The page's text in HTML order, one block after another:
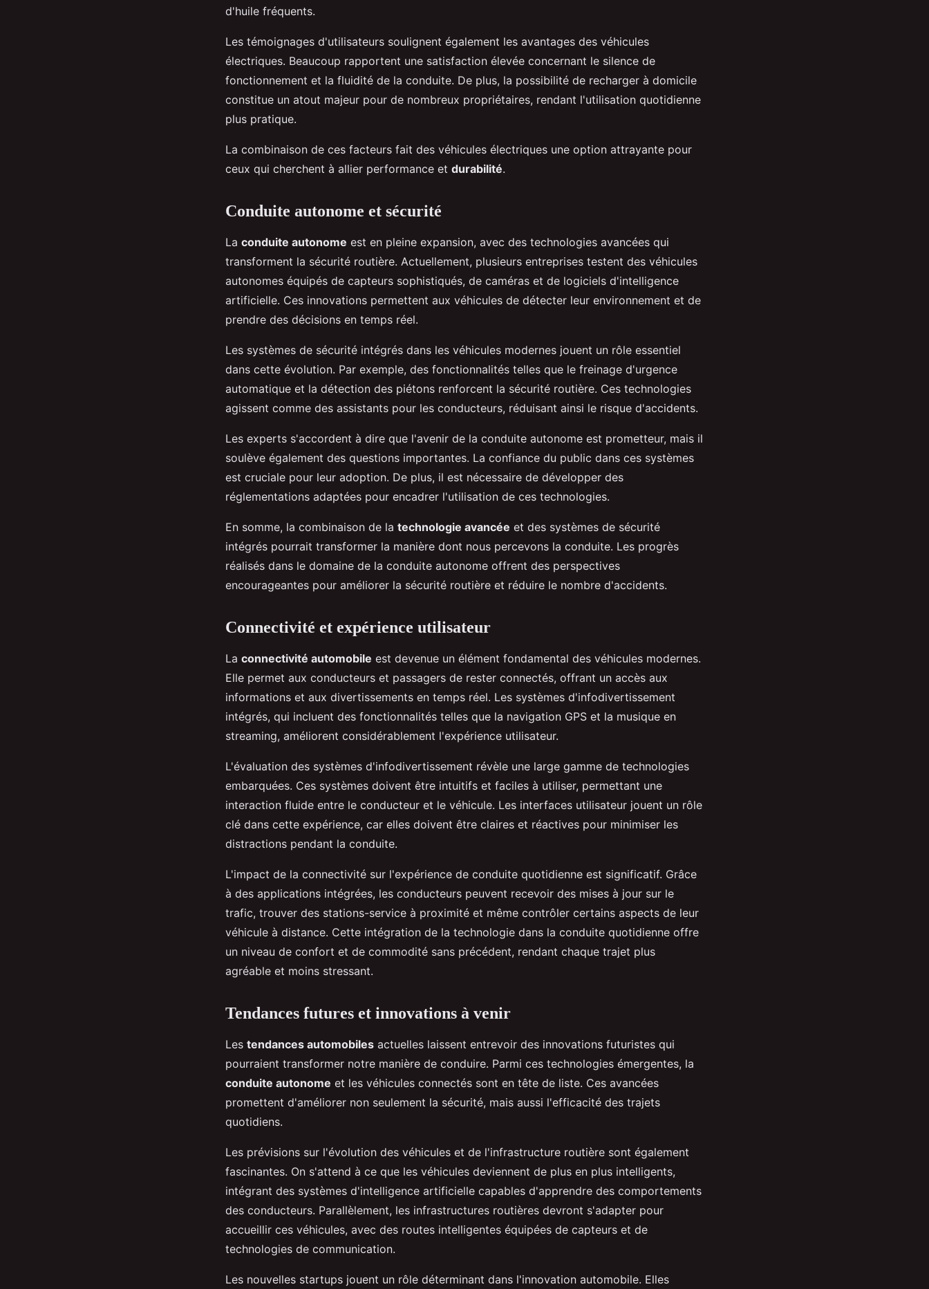
d'huile fréquents.
Les témoignages d'utilisateurs soulignent également les avantages des véhicules
électriques. Beaucoup rapportent une satisfaction élevée concernant le silence de
fonctionnement et la fluidité de la conduite. De plus, la possibilité de recharger à domicile
constitue un atout majeur pour de nombreux propriétaires, rendant l'utilisation quotidienne
plus pratique.
La combinaison de ces facteurs fait des véhicules électriques une option attrayante pour
ceux qui cherchent à allier performance et durabilité.
Conduite autonome et sécurité
La conduite autonome est en pleine expansion, avec des technologies avancées qui
transforment la sécurité routière. Actuellement, plusieurs entreprises testent des véhicules
autonomes équipés de capteurs sophistiqués, de caméras et de logiciels d'intelligence
artificielle. Ces innovations permettent aux véhicules de détecter leur environnement et de
prendre des décisions en temps réel.
Les systèmes de sécurité intégrés dans les véhicules modernes jouent un rôle essentiel
dans cette évolution. Par exemple, des fonctionnalités telles que le freinage d'urgence
automatique et la détection des piétons renforcent la sécurité routière. Ces technologies
agissent comme des assistants pour les conducteurs, réduisant ainsi le risque d'accidents.
Les experts s'accordent à dire que l'avenir de la conduite autonome est prometteur, mais il
soulève également des questions importantes. La confiance du public dans ces systèmes
est cruciale pour leur adoption. De plus, il est nécessaire de développer des
réglementations adaptées pour encadrer l'utilisation de ces technologies.
En somme, la combinaison de la technologie avancée et des systèmes de sécurité
intégrés pourrait transformer la manière dont nous percevons la conduite. Les progrès
réalisés dans le domaine de la conduite autonome offrent des perspectives
encourageantes pour améliorer la sécurité routière et réduire le nombre d'accidents.
Connectivité et expérience utilisateur
La connectivité automobile est devenue un élément fondamental des véhicules modernes.
Elle permet aux conducteurs et passagers de rester connectés, offrant un accès aux
informations et aux divertissements en temps réel. Les systèmes d'infodivertissement
intégrés, qui incluent des fonctionnalités telles que la navigation GPS et la musique en
streaming, améliorent considérablement l'expérience utilisateur.
L'évaluation des systèmes d'infodivertissement révèle une large gamme de technologies
embarquées. Ces systèmes doivent être intuitifs et faciles à utiliser, permettant une
interaction fluide entre le conducteur et le véhicule. Les interfaces utilisateur jouent un rôle
clé dans cette expérience, car elles doivent être claires et réactives pour minimiser les
distractions pendant la conduite.
L'impact de la connectivité sur l'expérience de conduite quotidienne est significatif. Grâce
à des applications intégrées, les conducteurs peuvent recevoir des mises à jour sur le
trafic, trouver des stations-service à proximité et même contrôler certains aspects de leur
véhicule à distance. Cette intégration de la technologie dans la conduite quotidienne offre
un niveau de confort et de commodité sans précédent, rendant chaque trajet plus
agréable et moins stressant.
Tendances futures et innovations à venir
Les tendances automobiles actuelles laissent entrevoir des innovations futuristes qui
pourraient transformer notre manière de conduire. Parmi ces technologies émergentes, la
conduite autonome et les véhicules connectés sont en tête de liste. Ces avancées
promettent d'améliorer non seulement la sécurité, mais aussi l'efficacité des trajets
quotidiens.
Les prévisions sur l'évolution des véhicules et de l'infrastructure routière sont également
fascinantes. On s'attend à ce que les véhicules deviennent de plus en plus intelligents,
intégrant des systèmes d'intelligence artificielle capables d'apprendre des comportements
des conducteurs. Parallèlement, les infrastructures routières devront s'adapter pour
accueillir ces véhicules, avec des routes intelligentes équipées de capteurs et de
technologies de communication.
Les nouvelles startups jouent un rôle déterminant dans l'innovation automobile. Elles